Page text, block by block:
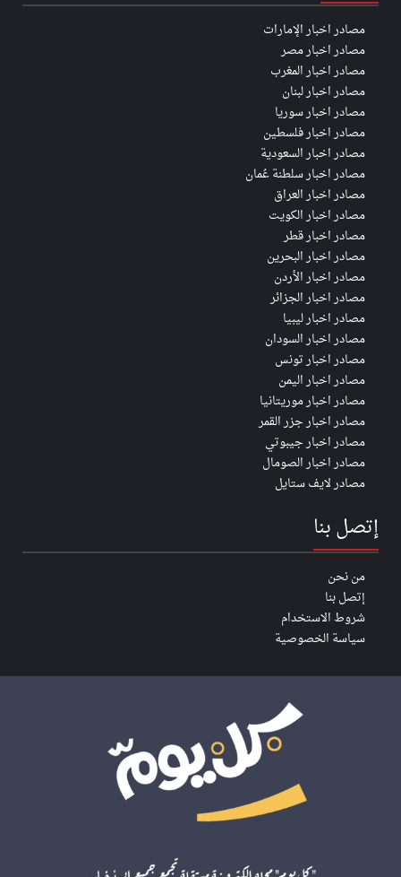
مصادر اخبار الإمارات
مصادر اخبار مصر
مصادر اخبار المغرب
مصادر اخبار لبنان
مصادر اخبار سوريا
مصادر اخبار فلسطين
مصادر اخبار السعودية
مصادر اخبار سلطنة عُمان
مصادر اخبار العراق
مصادر اخبار الكويت
مصادر اخبار قطر
مصادر اخبار البحرين
مصادر اخبار الأردن
مصادر اخبار الجزائر
مصادر اخبار ليبيا
مصادر اخبار السودان
مصادر اخبار تونس
مصادر اخبار اليمن
مصادر اخبار موريتانيا
مصادر اخبار جزر القمر
مصادر اخبار جيبوتي
مصادر اخبار الصومال
مصادر لايف ستايل
إتصل بنا
من نحن
إتصل بنا
شروط الاستخدام
سياسة الخصوصية